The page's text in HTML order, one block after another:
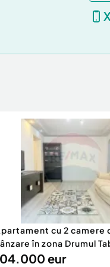
cu 2 camere
în zona Drumul
eur